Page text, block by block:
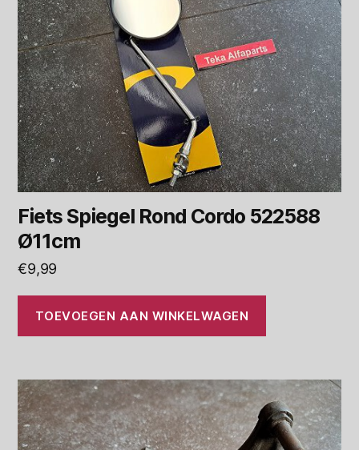
Fiets Spiegel Rond Cordo 522588
Ø11cm
€9,99
TOEVOEGEN AAN WINKELWAGEN